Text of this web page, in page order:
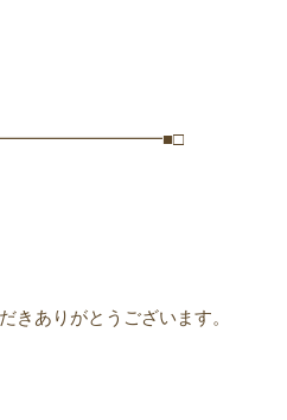
きありがとうございます。